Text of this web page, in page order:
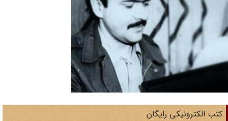
الکترونیکی رایگان